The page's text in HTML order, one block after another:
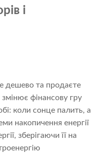
і
дешево та продаєте
фінансову гру
коли сонце палить, а
накопичення енергії
зберігаючи її на